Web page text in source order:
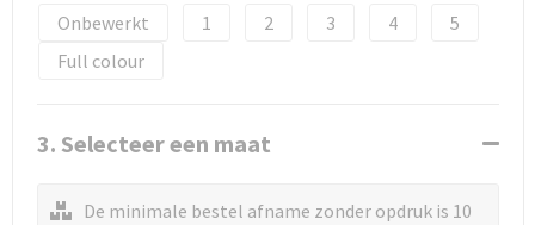
Onbewerkt 1 2 3 4
5
Full colour
3. Selecteer een maat
De minimale bestel afname zonder opdruk is 10